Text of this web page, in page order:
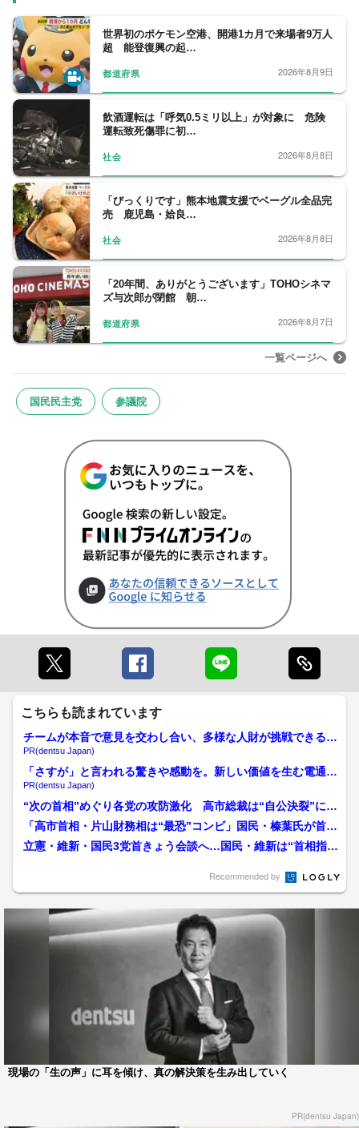
世界初のポケモン空港、開港1カ月で来場者9万人
超 能登復興の起…
都道府県 2026年8月9日
飲酒運転は「呼気0.5ミリ以上」が対象に 危険
運転致死傷罪に初…
社会 2026年8月8日
「びっくりです」熊本地震支援でベーグル全品完
売 鹿児島・姶良…
社会 2026年8月8日
「20年間、ありがとうございます」TOHOシネマ
ズ与次郎が閉館 朝…
都道府県 2026年8月7日
一覧ページへ
国民民主党 参議院
こちらも読まれています
チームが本音で意見を交わし合い、多様な人財が挑戦できる組
織へ
PR(dentsu Japan)
「さすが」と言われる驚きや感動を。新しい価値を生む電通の
挑戦
PR(dentsu Japan)
“次の首相”めぐり各党の攻防激化 高市総裁は“自公決裂”につ
いて「皆さんにおわび...
「高市首相・片山財務相は“最恐”コンビ」国民・榛葉氏が首相
と初対決…1年ぶり国政...
立憲・維新・国民3党首きょう会談へ…国民・維新は“首相指
Recommended by
現場の「生の声」に耳を傾け、真の解決策を生み出していく
PR(dentsu Japan)